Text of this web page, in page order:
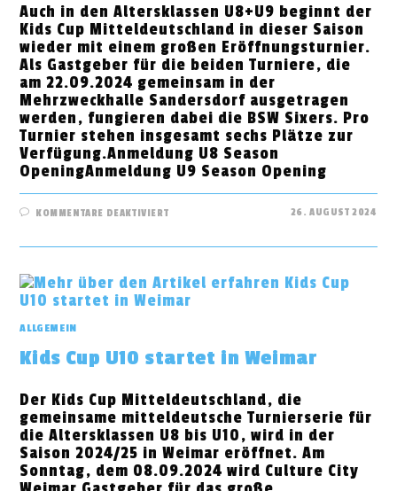
Auch in den Altersklassen U8+U9 beginnt der
Kids Cup Mitteldeutschland in dieser Saison
wieder mit einem großen Eröffnungsturnier.
Als Gastgeber für die beiden Turniere, die
am 22.09.2024 gemeinsam in der
Mehrzweckhalle Sandersdorf ausgetragen
werden, fungieren dabei die BSW Sixers. Pro
Turnier stehen insgesamt sechs Plätze zur
Verfügung.Anmeldung U8 Season
OpeningAnmeldung U9 Season Opening
KOMMENTARE DEAKTIVIERTFÜR
22.09.24
U8+U9
KIDS
CUP
26. AUGUST 2024
ALLGEMEIN
Kids Cup U10 startet in Weimar
Der Kids Cup Mitteldeutschland, die
gemeinsame mitteldeutsche Turnierserie für
die Altersklassen U8 bis U10, wird in der
Saison 2024/25 in Weimar eröffnet. Am
Sonntag, dem 08.09.2024 wird Culture City